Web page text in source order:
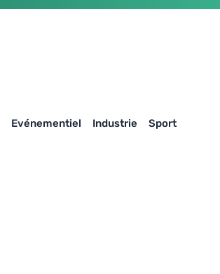
Evénementiel Industrie Sport